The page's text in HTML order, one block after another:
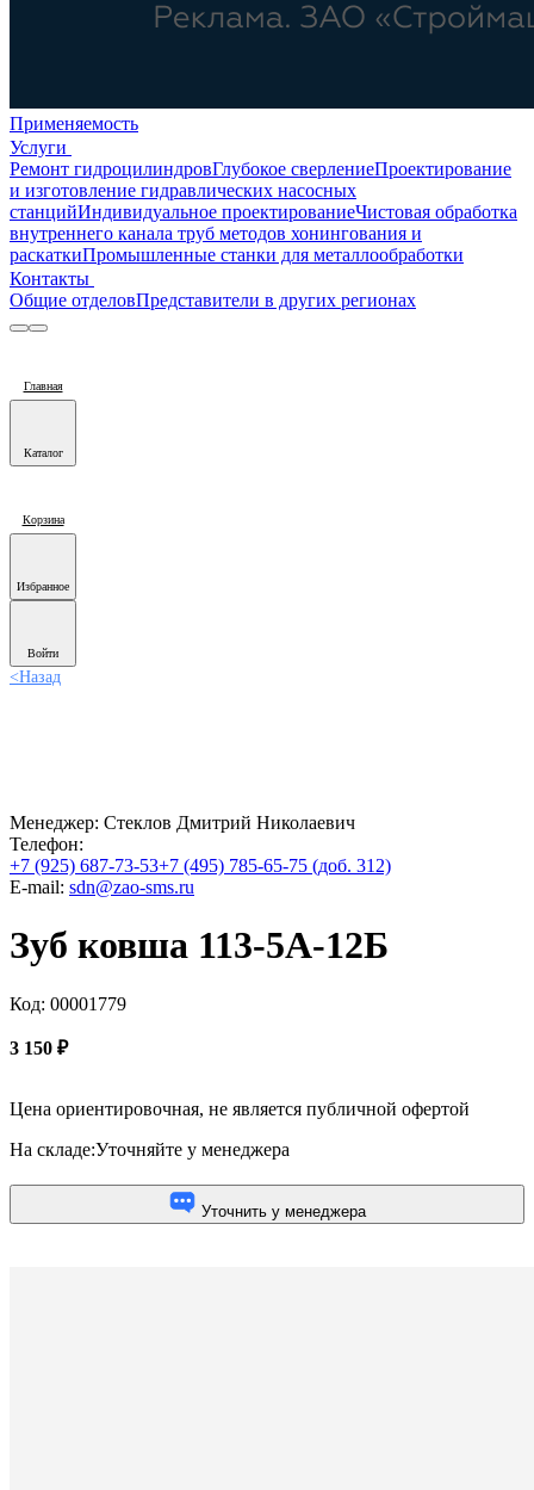
Применяемость
Услуги
Ремонт гидроцилиндровГлубокое сверлениеПроектирование
и изготовление гидравлических насосных
станцийИндивидуальное проектированиеЧистовая обработка
внутреннего канала труб методов хонингования и
раскаткиПромышленные станки для металлообработки
Контакты
Общие отделовПредставители в других регионах
Главная
Каталог
Корзина
Избранное
Войти
<Назад
Менеджер: Стеклов Дмитрий Николаевич
Телефон:
+7 (925) 687-73-53+7 (495) 785-65-75 (доб. 312)
E-mail: sdn@zao-sms.ru
Зуб ковша 113-5А-12Б
Код: 00001779
3 150 ₽
Цена ориентировочная, не является публичной офертой
На складе:Уточняйте у менеджера
Уточнить у менеджера